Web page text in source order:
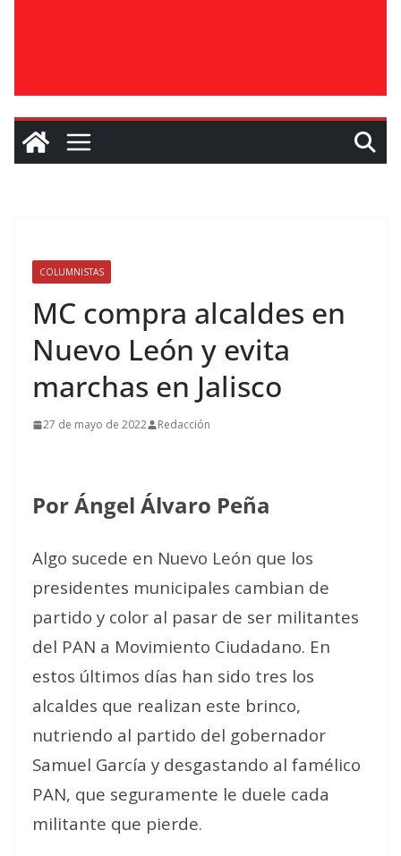
COLUMNISTAS
MC compra alcaldes en
Nuevo León y evita
marchas en Jalisco
27 de mayo de 2022 Redacción
Por Ángel Álvaro Peña
Algo sucede en Nuevo León que los
presidentes municipales cambian de
partido y color al pasar de ser militantes
del PAN a Movimiento Ciudadano. En
estos últimos días han sido tres los
alcaldes que realizan este brinco,
nutriendo al partido del gobernador
Samuel García y desgastando al famélico
PAN, que seguramente le duele cada
militante que pierde.